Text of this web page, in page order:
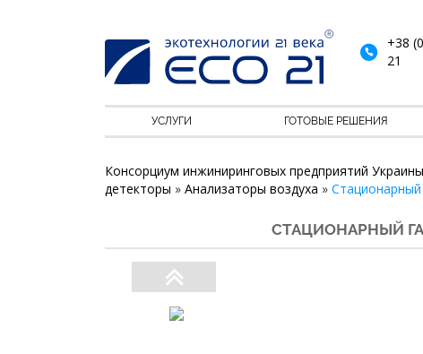
+38
21
УСЛУГИ ГОТОВЫЕ РЕШЕНИЯ
Консорциум инжиниринговых предприятий
детекторы » Анализаторы воздуха »
СТАЦИОНАРНЫЙ